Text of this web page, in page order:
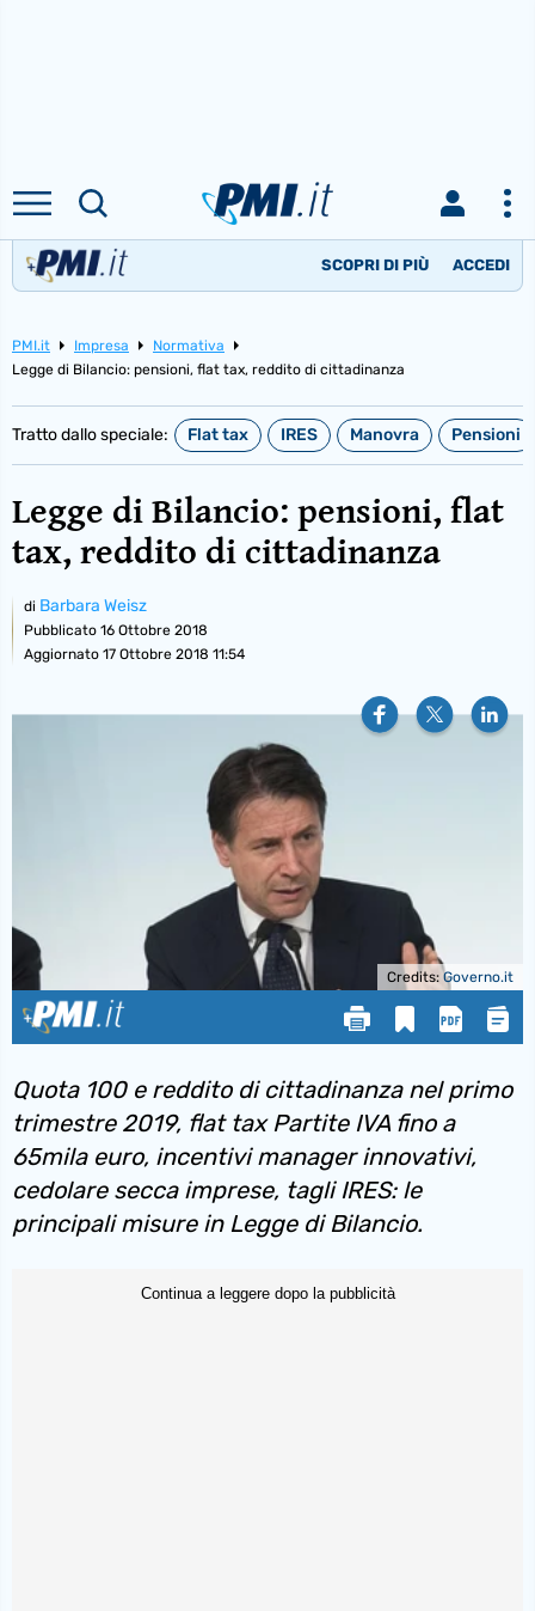
SCOPRI DI PIÙ ACCEDI
PMI.it Impresa
Normativa
Legge di Bilancio: pensioni, flat tax, reddito di cittadinanza
Tratto dallo speciale: Flat tax IRES Manovra Pensioni
Legge di Bilancio: pensioni, flat
tax, reddito di cittadinanza
di Barbara Weisz
Pubblicato 16 Ottobre 2018
Aggiornato 17 Ottobre 2018 11:54
Credits: Governo.it
Quota 100 e reddito di cittadinanza nel primo
trimestre 2019, flat tax Partite IVA fino a
65mila euro, incentivi manager innovativi,
cedolare secca imprese, tagli IRES: le
principali misure in Legge di Bilancio.